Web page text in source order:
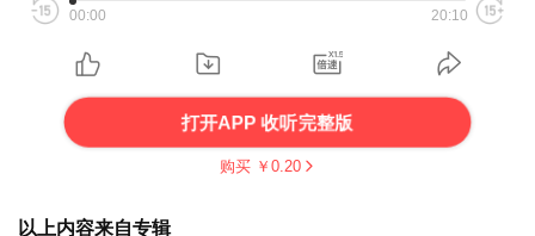
00:00 20:10
打开APP 收听完整版
购买 ￥ 0.20
以上内容来自专辑